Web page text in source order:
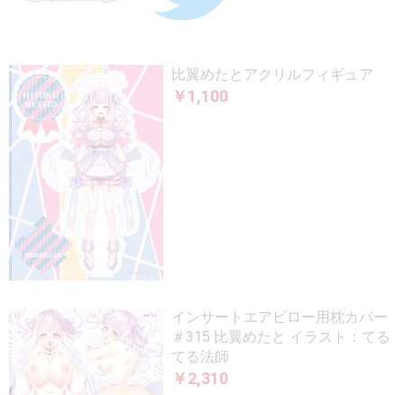
比翼めたとアクリルフィギュア
￥1,100
インサートエアピロー用枕カバー
＃315 比翼めたと イラスト：てる
てる法師
￥2,310